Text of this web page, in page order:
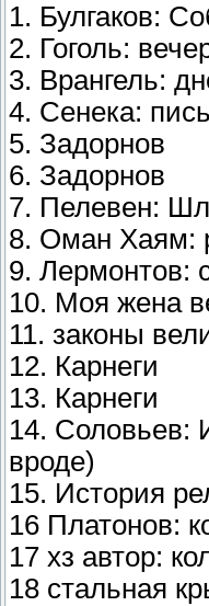
1. Булгаков:
2. Гоголь:
3. Врангель:
4. Сенека:
5. Задорнов
6. Задорнов
7. Пелевен:
8. Оман Хаям:
9. Лермонтов:
10. Моя жена
11. законы
12. Карнеги
13. Карнеги
14. Соловьев:
вроде)
15. История
16 Платонов:
17 хз автор:
18 стальная